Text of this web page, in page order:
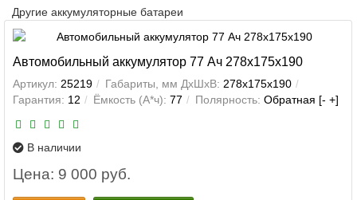
Другие аккумуляторные батареи
Автомобильный аккумулятор 77 Ач 278x175x190
Артикул: 25219 Габариты, мм ДхШхВ: 278x175x190
Гарантия: 12 Ёмкость (А*ч): 77 Полярность: Обратная [- +]
В наличии
Цена: 9 000 руб.